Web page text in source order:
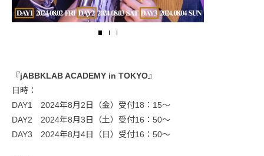
『jABBKLAB ACADEMY in TOKYO』
日時：
DAY1 2024年8月2日（金）受付18：15～
DAY2 2024年8月3日（土）受付16：50～
DAY3 2024年8月4日（日）受付16：50～